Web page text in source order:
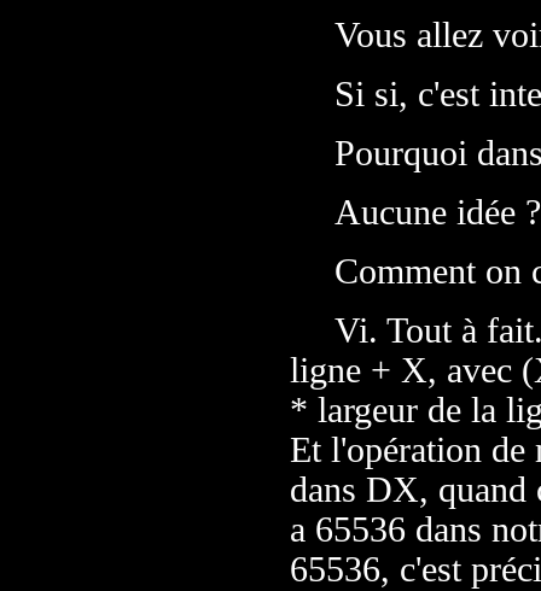
Vous allez
Si si, c'est
Pourquoi
Aucune idée ?
Comment on
Vi. Tout à
ligne + X, avec
* largeur de la
Et l'opération de
dans DX, quand
a 65536 dans
65536, c'est